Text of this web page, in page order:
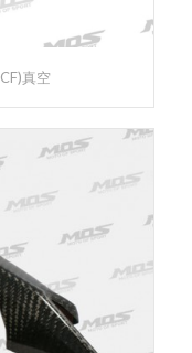
真空